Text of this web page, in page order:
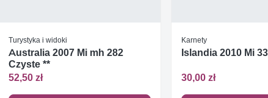
Turystyka i widoki
Australia 2007 Mi mh 282
Czyste **
52,50 zł
Karnety
Islandia 2010 Mi
30,00 zł